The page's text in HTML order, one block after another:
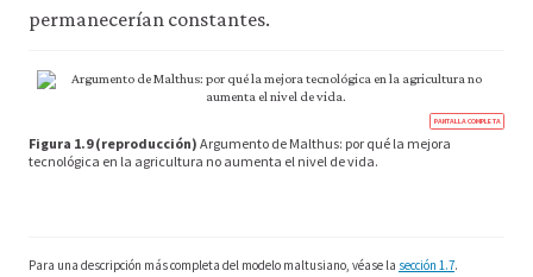
permanecerían constantes.
PANTALLA COMPLETA
Figura 1.9 (reproducción) Argumento de Malthus: por qué la mejora
tecnológica en la agricultura no aumenta el nivel de vida.
Para una descripción más completa del modelo maltusiano, véase la sección 1.7.